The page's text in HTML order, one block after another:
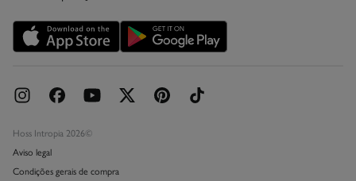
Promoções vigentes
Livro de Reclamações online
Hoss Intropia 2026©
Aviso legal
Condições gerais de compra